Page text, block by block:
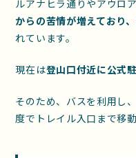
ルアナヒラ通りやアウロ
からの苦情が増えており
れています。
現在は登山口付近に公式
そのため、バスを利用し
度でトレイル入口まで移